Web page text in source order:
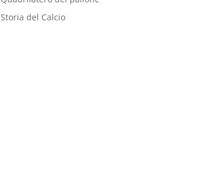
Storia del Calcio